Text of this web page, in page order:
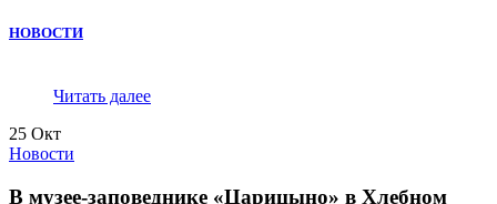
НОВОСТИ
Читать далее
25 Окт
Новости
В музее-заповеднике «Царицыно» в Хлебном